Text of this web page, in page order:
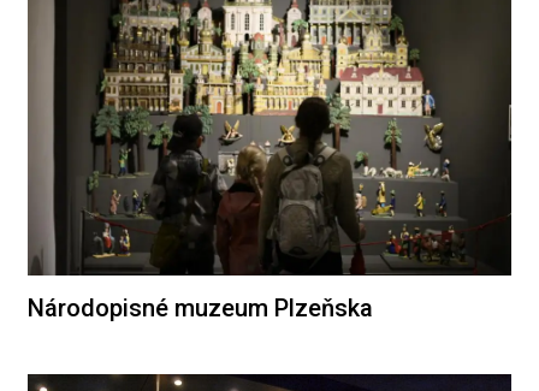
Národopisné muzeum Plzeňska